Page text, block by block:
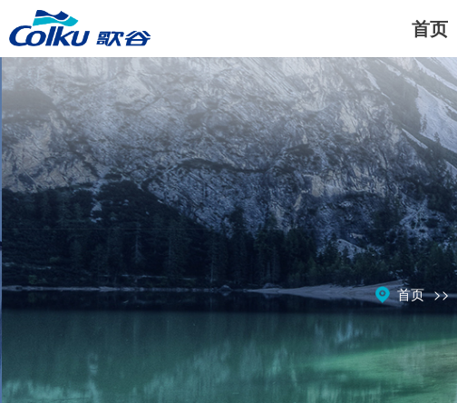
首页
首页